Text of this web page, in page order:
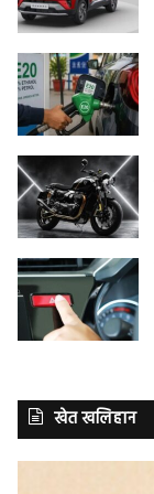
खेत खलिहान